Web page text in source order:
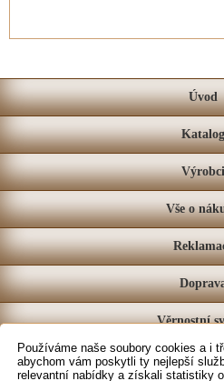
Používáme naše soubory cookies a i
abychom vám poskytli ty nejlepší
relevantní nabídky a získali statistiky
Úvod
Katalog
Výrobci
Vše o
Věrnostní